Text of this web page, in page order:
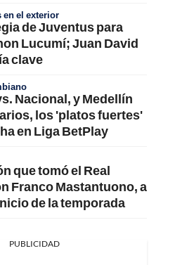
el exterior
de Juventus para
Lucumí; Juan David
clave
Nacional, y Medellín
los 'platos fuertes'
en Liga BetPlay
que tomó el Real
Franco Mastantuono, a
de la temporada
PUBLICIDAD